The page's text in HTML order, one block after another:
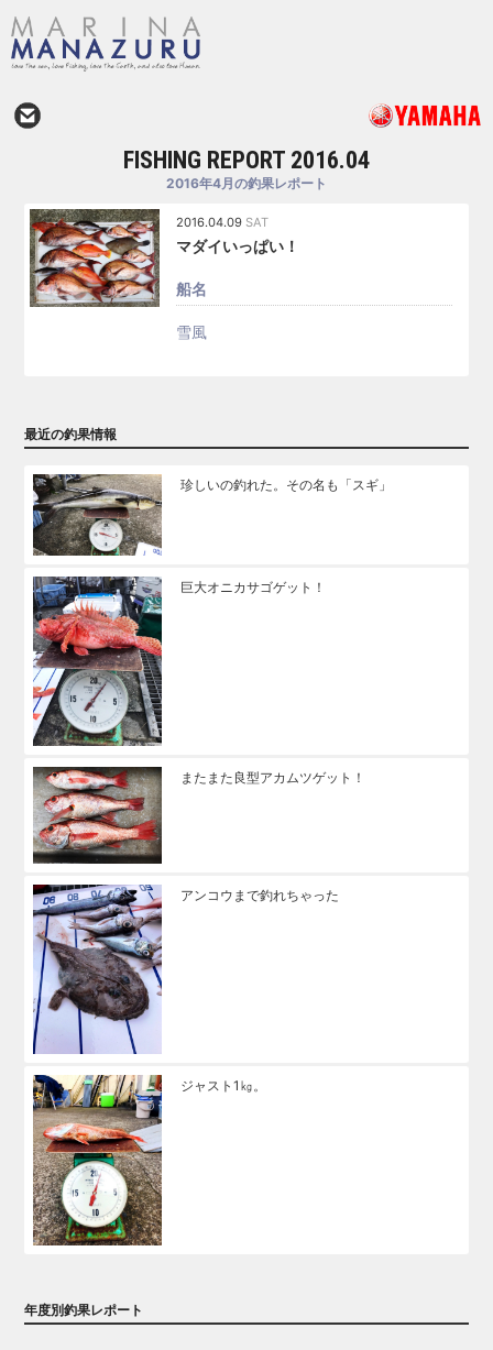
FISHING REPORT 2016.04
2016年4月の釣果レポート
2016.04.09 SAT
マダイいっぱい！
船名
雪風
最近の釣果情報
珍しいの釣れた。その名も「スギ」
巨大オニカサゴゲット！
またまた良型アカムツゲット！
アンコウまで釣れちゃった
ジャスト1㎏。
年度別釣果レポート